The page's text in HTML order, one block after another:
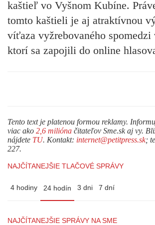
kaštieľ vo Vyšnom Kubíne.
tomto kaštieli je aj atraktívnou
víťaza vyžrebovaného spomedzi
ktorí sa zapojili do online
Tento text je platenou formou reklamy.
viac ako 2,6 milióna čitateľov Sme.sk aj vy.
nájdete TU. Kontakt: internet@petitpress.sk;
227.
NAJČÍTANEJŠIE TLAČOVÉ SPRÁVY
4 hodiny 24 hodín 3 dni 7 dní
NAJČÍTANEJŠIE SPRÁVY NA SME